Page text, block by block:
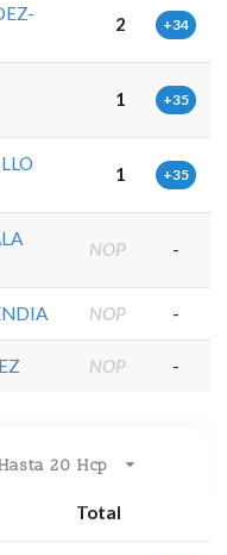
2 +34
1 +35
1 +35
NOP -
NOP -
NOP -
20 Hcp
Total